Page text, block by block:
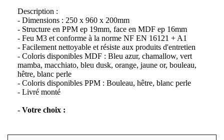
Description :
- Dimensions : 250 x 960 x 200mm
- Structure en PPM ep 19mm, face en MDF ep 16mm
- Feu M3 et conforme à la norme NF EN 16121 + A1
- Facilement nettoyable et résiste aux produits d'entretien
- Coloris disponibles MDF : Bleu azur, chamallow, vert
mamba, macchiato, bleu dusk, orange, jaune or, bouleau,
hêtre, blanc perle
- Coloris disponibles PPM : Bouleau, hêtre, blanc perle
- Livré monté
- Votre choix :